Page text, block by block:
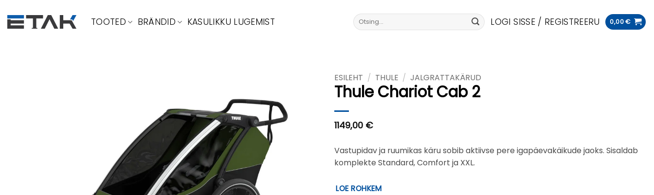
to
content
TOOTED BRÄNDID KASULIKKU LUGEMIST Otsi: LOGI SISSE / REGISTREERU 0,00€
ESILEHT / THULE / JALGRATTAKÄRUD
Thule Chariot Cab 2
1149,00 €
Vastupidav ja ruumikas käru sobib aktiivse pere igapäevakäikude jaoks. Sisaldab
komplekte Standard, Comfort ja XXL.
LOE ROHKEM